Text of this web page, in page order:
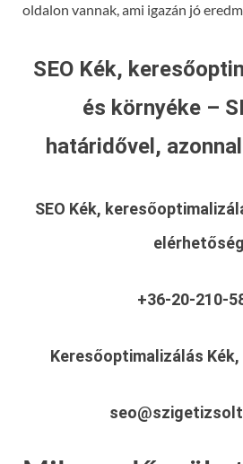
oldalon vannak, ami igazán jó
SEO Kék,
és környéke –
határidővel,
SEO Kék,
+36-20-210-
Keresőoptimalizálás Kék,